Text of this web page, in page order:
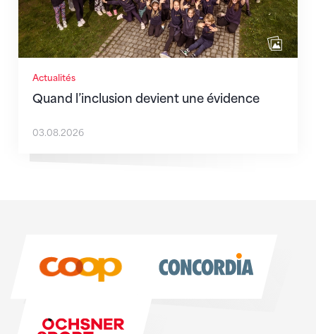
Actualités
Quand l’inclusion devient une évidence
03.08.2026